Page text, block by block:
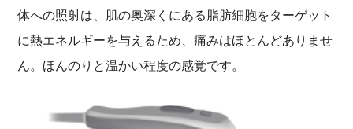
体への照射は、肌の奥深くにある脂肪細胞をターゲット
に熱エネルギーを与えるため、痛みはほとんどありませ
ん。ほんのりと温かい程度の感覚です。